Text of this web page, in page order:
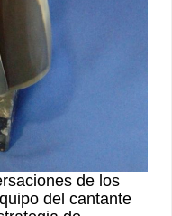
de los
del cantante